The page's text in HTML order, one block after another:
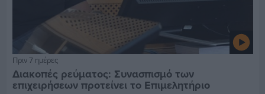
Πριν 7 ημέρες
Διακοπές ρεύματος: Συνασπισμό των
επιχειρήσεων προτείνει το Επιμελητήριο